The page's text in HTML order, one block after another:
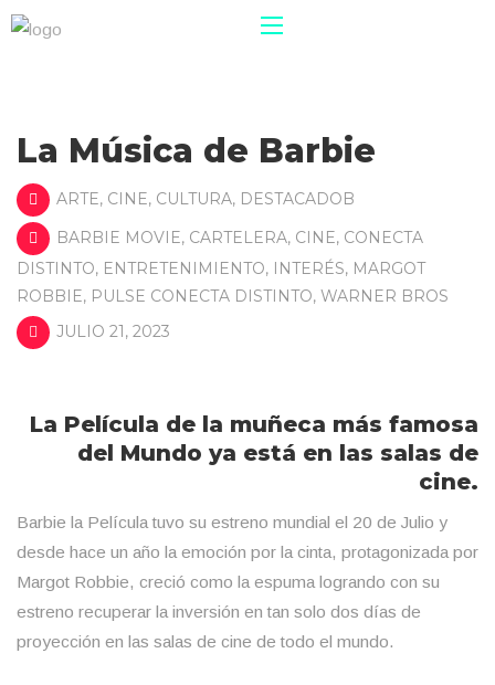
La Música de Barbie
ARTE, CINE, CULTURA, DESTACADOB
BARBIE MOVIE, CARTELERA, CINE, CONECTA
DISTINTO, ENTRETENIMIENTO, INTERÉS, MARGOT
ROBBIE, PULSE CONECTA DISTINTO, WARNER BROS
JULIO 21, 2023
La Película de la muñeca más famosa
del Mundo ya está en las salas de
cine.
Barbie la Película tuvo su estreno mundial el 20 de Julio y
desde hace un año la emoción por la cinta, protagonizada por
Margot Robbie, creció como la espuma logrando con su
estreno recuperar la inversión en tan solo dos días de
proyección en las salas de cine de todo el mundo.